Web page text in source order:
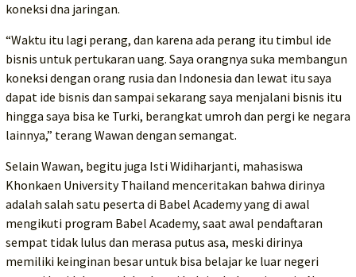
koneksi dna jaringan.
“Waktu itu lagi perang, dan karena ada perang itu timbul ide
bisnis untuk pertukaran uang. Saya orangnya suka membangun
koneksi dengan orang rusia dan Indonesia dan lewat itu saya
dapat ide bisnis dan sampai sekarang saya menjalani bisnis itu
hingga saya bisa ke Turki, berangkat umroh dan pergi ke negara
lainnya,” terang Wawan dengan semangat.
Selain Wawan, begitu juga Isti Widiharjanti, mahasiswa
Khonkaen University Thailand menceritakan bahwa dirinya
adalah salah satu peserta di Babel Academy yang di awal
mengikuti program Babel Academy, saat awal pendaftaran
sempat tidak lulus dan merasa putus asa, meski dirinya
memiliki keinginan besar untuk bisa belajar ke luar negeri